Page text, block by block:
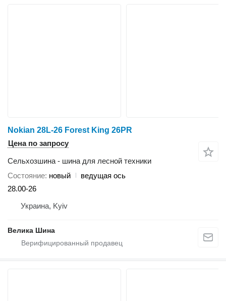
Nokian 28L-26 Forest King 26PR
Цена по запросу
Сельхозшина - шина для лесной техники
Состояние новый
ведущая ось
28.00-26
Украина, Kyiv
Велика Шина